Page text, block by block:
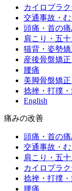
カイロプラ
交通事故・
頭痛・首の
肩こり・五
猫背・姿勢矯
産後骨盤矯
腰痛
美脚骨盤矯
捻挫・打撲
English
痛みの改善
頭痛・首の
交通事故・
肩こり・五
カイロプラ
捻挫・打撲
腰痛